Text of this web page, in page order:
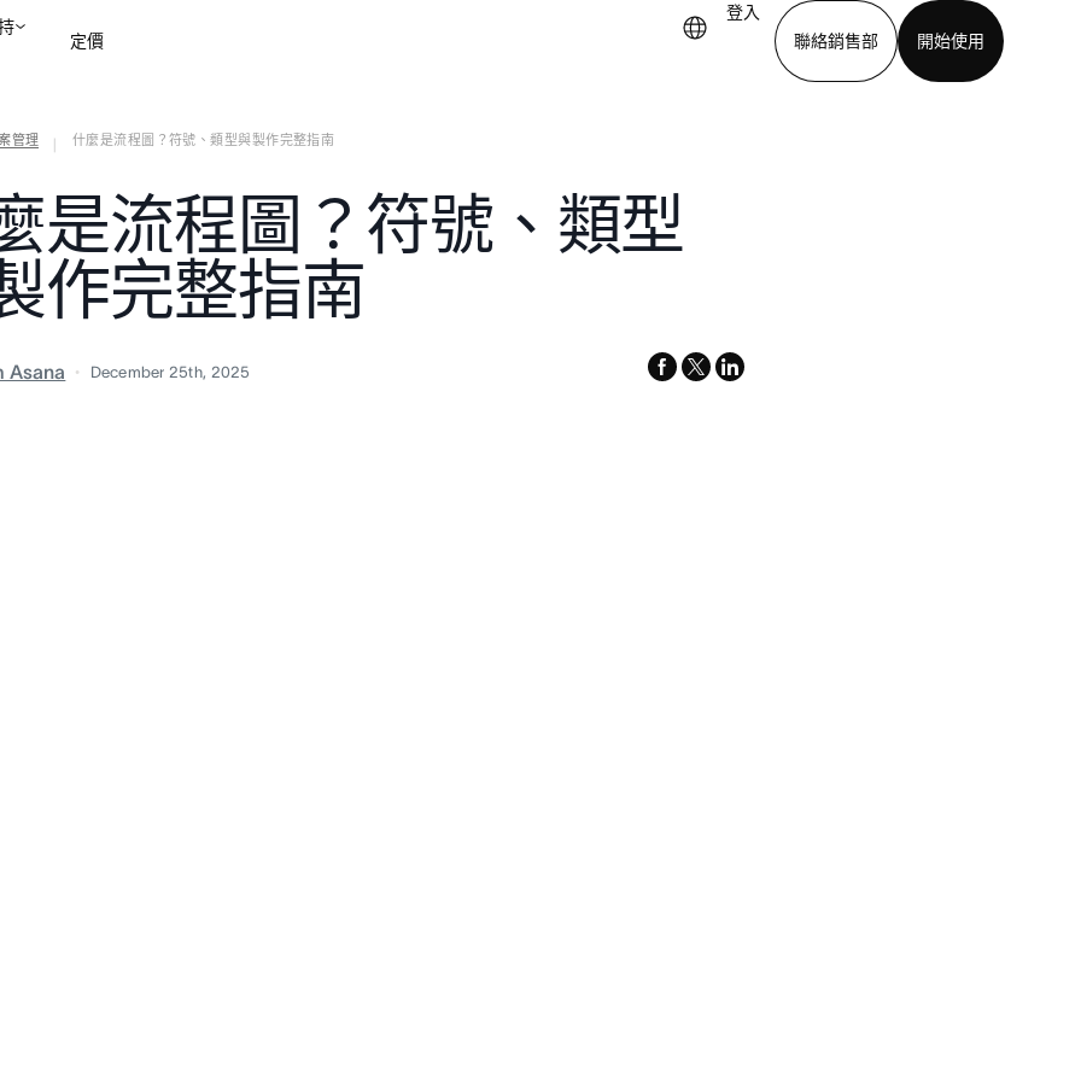
定價
登入
聯絡銷售部
開始使用
管理 什麼是流程圖？符號、類型與製作完整指南
是流程圖？符號、類型
作完整指南
Asana December 25th, 2025 facebook
x-
linkedin